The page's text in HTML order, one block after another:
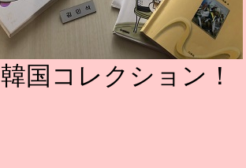
韓国コレクション！